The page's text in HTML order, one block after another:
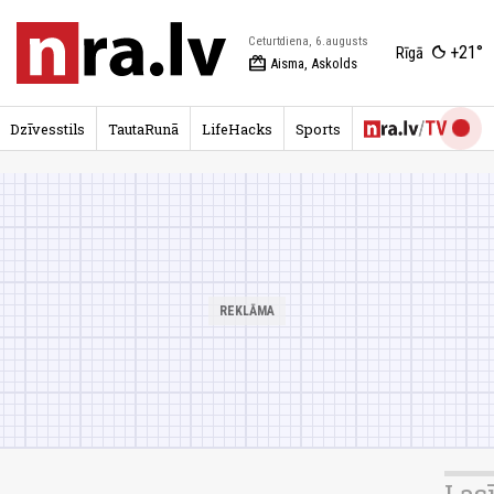
Ceturtdiena, 6.augusts
redeem Aisma, Askolds
Rīgā +21°
Dzīvesstils TautaRunā LifeHacks Sports